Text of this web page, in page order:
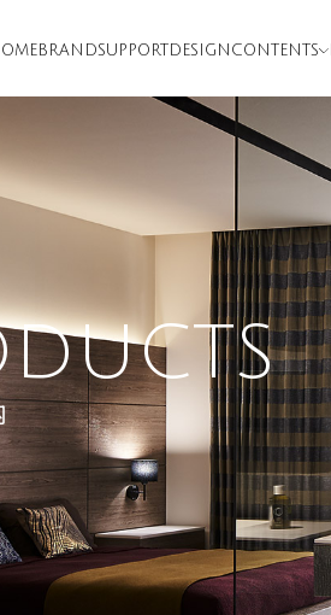
BRANDSUPPORT DESIGN CONTENTS